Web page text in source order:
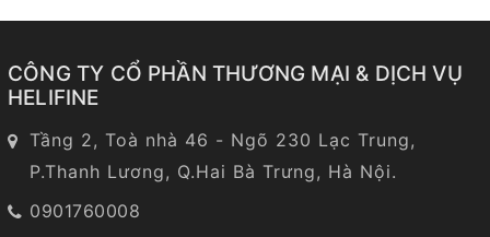
CÔNG TY CỔ PHẦN THƯƠNG MẠI & DỊCH VỤ
HELIFINE
Tầng 2, Toà nhà 46 - Ngõ 230 Lạc Trung,
P.Thanh Lương, Q.Hai Bà Trưng, Hà Nội.
0901760008